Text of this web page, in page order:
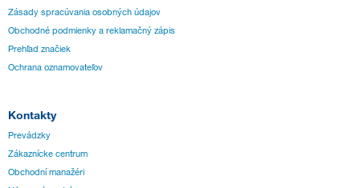
Zásady spracúvania osobných údajov
Obchodné podmienky a reklamačný zápis
Prehľad značiek
Ochrana oznamovateľov
Kontakty
Prevádzky
Zákaznícke centrum
Obchodní manažéri